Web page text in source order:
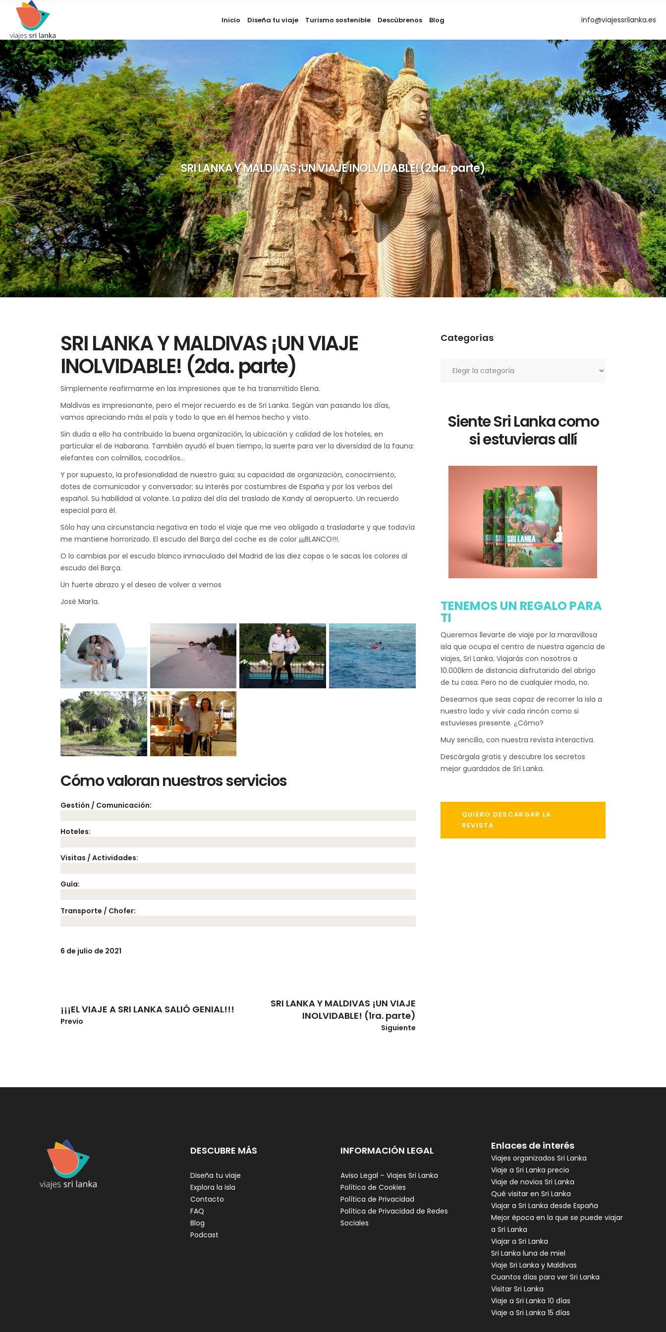
Inicio Diseña tu viaje Turismo sostenible Descúbrenos Blog info@viajessrilanka.es
SRI LANKA Y MALDIVAS ¡UN VIAJE INOLVIDABLE! (2da. parte)
SRI LANKA Y MALDIVAS ¡UN VIAJE
INOLVIDABLE! (2da. parte)
Simplemente reafirmarme en las impresiones que te ha transmitido Elena.
Maldivas es impresionante, pero el mejor recuerdo es de Sri Lanka. Según van pasando los días,
vamos apreciando más el país y todo lo que en él hemos hecho y visto.
Sin duda a ello ha contribuido la buena organización, la ubicación y calidad de los hoteles, en
particular el de Habarana. También ayudó el buen tiempo, la suerte para ver la diversidad de la fauna:
elefantes con colmillos, cocodrilos…
Y por supuesto, la profesionalidad de nuestro guia; su capacidad de organización, conocimiento,
dotes de comunicador y conversador; su interés por costumbres de España y por los verbos del
español. Su habilidad al volante. La paliza del día del traslado de Kandy al aeropuerto. Un recuerdo
especial para él.
Sólo hay una circunstancia negativa en todo el viaje que me veo obligado a trasladarte y que todavía
me mantiene horrorizado. El escudo del Barça del coche es de color ¡¡¡¡BLANCO!!!.
O lo cambias por el escudo blanco inmaculado del Madrid de las diez copas o le sacas los colores al
escudo del Barça.
Un fuerte abrazo y el deseo de volver a vernos
José María.
Cómo valoran nuestros servicios
Gestión / Comunicación:
Hoteles:
Visitas / Actividades:
Guía:
Transporte / Chofer:
6 de julio de 2021
¡¡¡EL VIAJE A SRI LANKA SALIÓ GENIAL!!!
Previo
SRI LANKA Y MALDIVAS ¡UN VIAJE
INOLVIDABLE! (1ra. parte)
Siguiente
Categorías
Siente Sri Lanka como
si estuvieras allí
TENEMOS UN REGALO PARA
TI
Queremos llevarte de viaje por la maravillosa
isla que ocupa el centro de nuestra agencia de
viajes, Sri Lanka. Viajarás con nosotros a
10.000km de distancia disfrutando del abrigo
de tu casa. Pero no de cualquier modo, no.
Deseamos que seas capaz de recorrer la isla a
nuestro lado y vivir cada rincón como si
estuvieses presente. ¿Cómo?
Muy sencillo, con nuestra revista interactiva.
Descárgala gratis y descubre los secretos
mejor guardados de Sri Lanka.
QUIERO DESCARGAR LA
REVISTA
DESCUBRE MÁS
Diseña tu viaje
Explora la isla
Contacto
FAQ
Blog
Podcast
INFORMACIÓN LEGAL
Aviso Legal – Viajes Sri Lanka
Política de Cookies
Política de Privacidad
Política de Privacidad de Redes
Sociales
Enlaces de interés
Viajes organizados Sri Lanka
Viaje a Sri Lanka precio
Viaje de novios Sri Lanka
Qué visitar en Sri Lanka
Viajar a Sri Lanka desde España
Mejor época en la que se puede viajar
a Sri Lanka
Viajar a Sri Lanka
Sri Lanka luna de miel
Viaje Sri Lanka y Maldivas
Cuantos días para ver Sri Lanka
Visitar Sri Lanka
Viaje a Sri Lanka 10 días
Viaje a Sri Lanka 15 días